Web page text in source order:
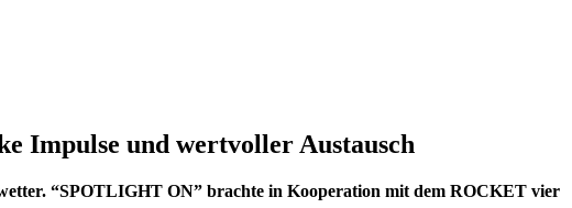
Impulse und wertvoller Austausch
“SPOTLIGHT ON” brachte in Kooperation mit dem ROCKET vier